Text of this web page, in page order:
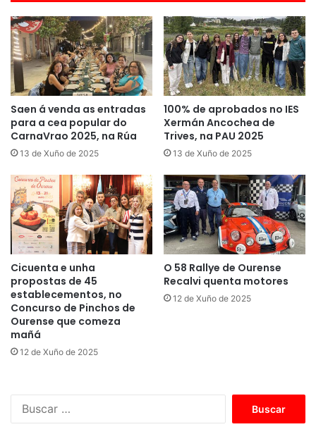
Saen á venda as entradas
para a cea popular do
CarnaVrao 2025, na Rúa
13 de Xuño de 2025
100% de aprobados no IES
Xermán Ancochea de
Trives, na PAU 2025
13 de Xuño de 2025
Cicuenta e unha
propostas de 45
establecementos, no
Concurso de Pinchos de
Ourense que comeza
mañá
12 de Xuño de 2025
O 58 Rallye de Ourense
Recalvi quenta motores
12 de Xuño de 2025